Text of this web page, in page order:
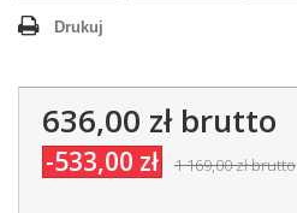
Drukuj
636,00 złbrutto
-533,00 zł 1 169,00 złbrutto